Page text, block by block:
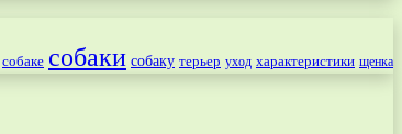
собаке собаки собаку терьер уход характеристики щенка